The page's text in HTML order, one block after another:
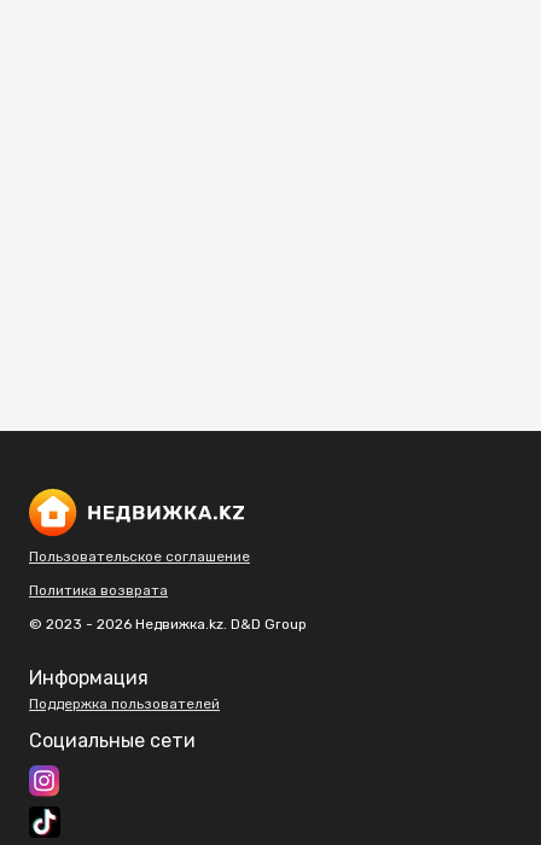
Пользовательское соглашение
Политика возврата
© 2023 - 2026 Недвижка.kz. D&D Group
Информация
Поддержка пользователей
Социальные сети